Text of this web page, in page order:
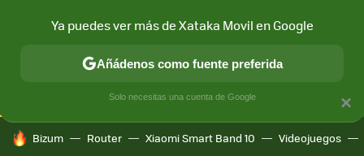
CONECTIVIDAD MÓVIL Y SOCIEDAD APLICACIONES
HOY SE HABLA DE
Bizum Router Xiaomi Smart Band 10 Videojuegos
×
Ya puedes ver más de Xataka Movil en Google
Añádenos como fuente preferida
Solo necesitas una cuenta de Google